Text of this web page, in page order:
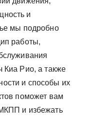
и
мы подробно
работы,
Киа Рио, а также
и способы их
поможет вам
и избежать